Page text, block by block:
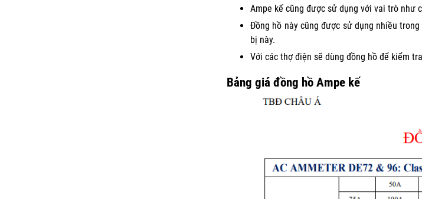
Ampe kế cũng được sử dụng với vai trò
Đồng hồ này cũng được sử dụng nhiều
bị này.
Với các thợ điện sẽ dùng đồng hồ để kiểm
Bảng giá đồng hồ Ampe kế